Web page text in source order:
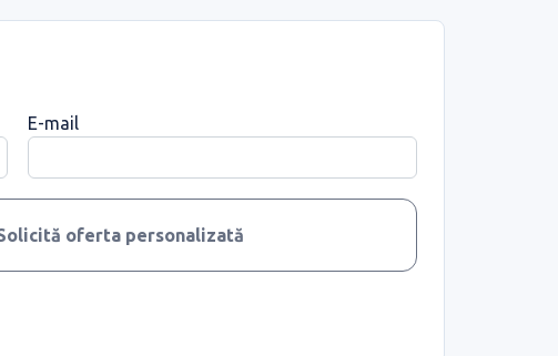
E-mail
oferta personalizată